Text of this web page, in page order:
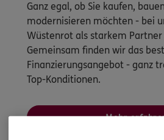
Ganz egal, ob Sie kaufen,
modernisieren möchten - bei
Wüstenrot als starkem
Gemeinsam finden wir das
Finanzierungsangebot - ganz
Top-Konditionen.
Mehr